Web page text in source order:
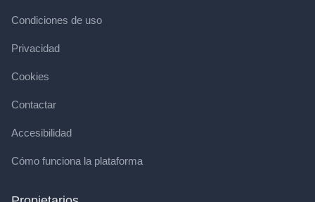
Condiciones de uso
Privacidad
Cookies
Contactar
Accesibilidad
Cómo funciona la plataforma